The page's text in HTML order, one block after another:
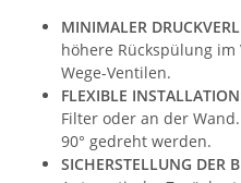
MINIMALER
höhere Rückspülung
Wege-Ventilen.
FLEXIBLE
Filter oder an der
90° gedreht werden.
SICHERSTELLUNG DER